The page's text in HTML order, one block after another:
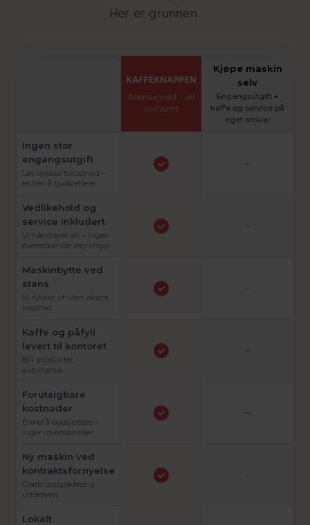
Her er grunnen.
Abonnement – alt
inkludert
Kjøpe maskin
selv
Engangsutgift +
kaffe og service på
eget ansvar
Ingen stor
engangsutgift
Lav oppstartskostnad –
enkelt å budsjettere
–
Vedlikehold og
service inkludert
Vi håndterer alt – ingen
overraskende regninger
–
Maskinbytte ved
stans
Vi rykker ut uten ekstra
kostnad
–
Kaffe og påfyll
levert til kontoret
80+ produkter –
automatisk
–
Forutsigbare
kostnader
Enkel å budsjettere –
ingen overraskelser
–
Ny maskin ved
kontraktsfornyelse
Gratis oppgradering
underveis
–
Lokalt